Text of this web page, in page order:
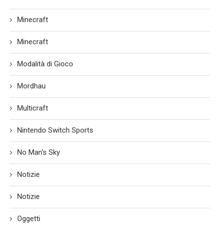
Minecraft
Minecraft
Modalità di Gioco
Mordhau
Multicraft
Nintendo Switch Sports
No Man's Sky
Notizie
Notizie
Oggetti